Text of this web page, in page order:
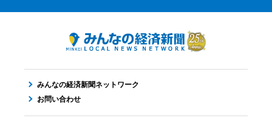
みんなの経済新聞ネットワーク
お問い合わせ